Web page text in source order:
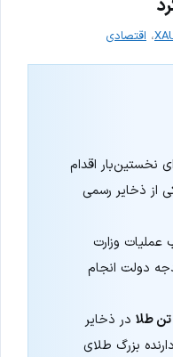
، اقتصادی
نخستین‌بار اقدام
از ذخایر رسمی
وزارت
دولت انجام
در ذخایر
بزرگ طلای